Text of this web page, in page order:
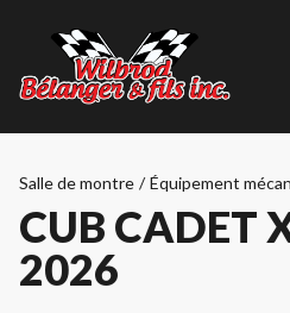
Salle de montre / Équipement
CUB CADET
2026